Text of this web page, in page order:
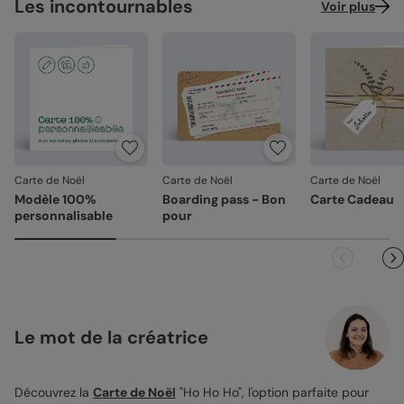
Les incontournables Voir plus
Carte de Noël
Modèle 100%
personnalisable
Carte de Noël
Boarding pass - Bon
pour
Carte de Noël
Carte Cadeau
Le mot de la créatrice
Découvrez la Carte de Noël "Ho Ho Ho", l'option parfaite pour